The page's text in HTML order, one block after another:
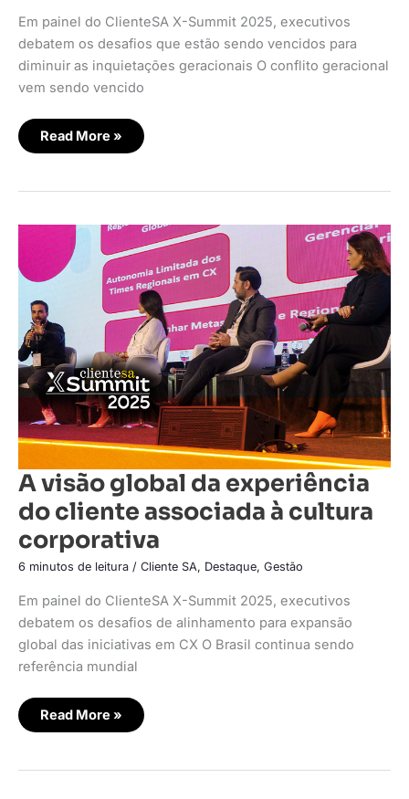
Em painel do ClienteSA X-Summit 2025, executivos
debatem os desafios que estão sendo vencidos para
diminuir as inquietações geracionais O conflito geracional
vem sendo vencido
Read More »
A visão global da experiência
do cliente associada à cultura
corporativa
6 minutos de leitura / Cliente SA, Destaque, Gestão
Em painel do ClienteSA X-Summit 2025, executivos
debatem os desafios de alinhamento para expansão
global das iniciativas em CX O Brasil continua sendo
referência mundial
A
visão
global
da
experiência
cliente
associada
à
cultura
corporativa
Read More »